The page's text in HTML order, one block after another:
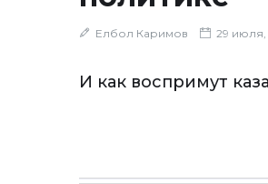
Елбол Каримов 29 июля,
И как воспримут